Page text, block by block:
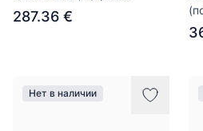
287.36 €
Нет в наличии